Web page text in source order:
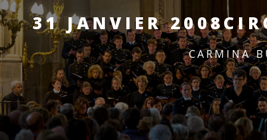
31 JANVIER 2008
CARMINA